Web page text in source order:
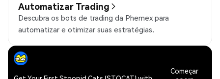
Automatizar Trading
Descubra os bots de trading da Phemex para
automatizar e otimizar suas estratégias.
Começar